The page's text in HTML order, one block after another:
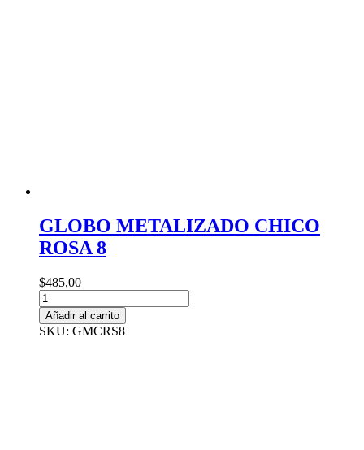
GLOBO METALIZADO CHICO
ROSA 8
$485,00
GLOBO
METALIZADO
CHICO
Añadir al carrito
SKU: GMCRS8